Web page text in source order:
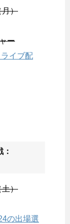
月）
ー
イブ配
土）
の出場選